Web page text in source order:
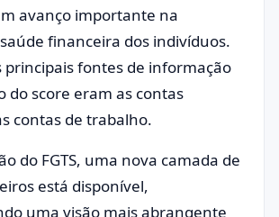
avanço importante na
financeira dos indivíduos.
principais fontes de informação
do score eram as contas
contas de trabalho.
do FGTS, uma nova camada de
está disponível,
uma visão mais abrangente